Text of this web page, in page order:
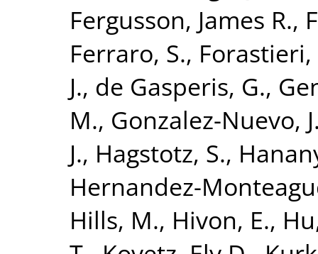
Fergusson, James R.,
Ferraro, S., Forastieri,
J., de Gasperis, G.,
M., Gonzalez-Nuevo,
J., Hagstotz, S.,
Hernandez-
Hills, M., Hivon, E.,